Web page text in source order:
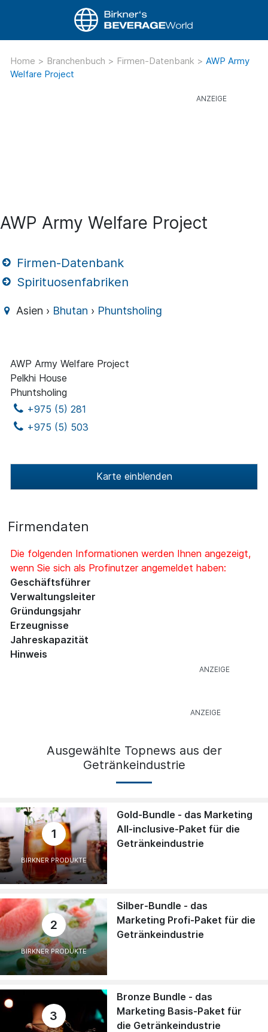
Home > Branchenbuch > Firmen-Datenbank > AWP Army
Welfare Project
AWP Army Welfare Project
Firmen-Datenbank
Spirituosenfabriken
Asien › Bhutan › Phuntsholing
AWP Army Welfare Project
Pelkhi House
Phuntsholing
+975 (5) 281
+975 (5) 503
Karte einblenden
Firmendaten
Die folgenden Informationen werden Ihnen angezeigt,
wenn Sie sich als Profinutzer angemeldet haben:
Geschäftsführer
Verwaltungsleiter
Gründungsjahr
Erzeugnisse
Jahreskapazität
Hinweis
Ausgewählte Topnews aus der
Getränkeindustrie
1
BIRKNER PRODUKTE
Gold-Bundle - das Marketing
All-inclusive-Paket für die
Getränkeindustrie
2
BIRKNER PRODUKTE
Silber-Bundle - das
Marketing Profi-Paket für die
Getränkeindustrie
3
Bronze Bundle - das
Marketing Basis-Paket für
die Getränkeindustrie